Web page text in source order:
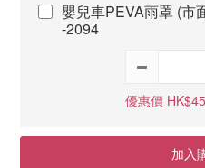
嬰兒車PEVA雨罩 (市
-2094
優惠價
加入